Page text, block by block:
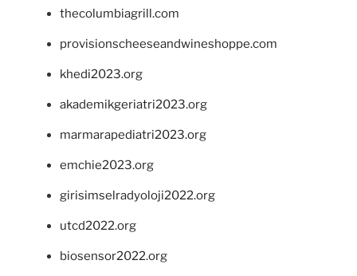
thecolumbiagrill.com
provisionscheeseandwineshoppe.com
khedi2023.org
akademikgeriatri2023.org
marmarapediatri2023.org
emchie2023.org
girisimselradyoloji2022.org
utcd2022.org
biosensor2022.org